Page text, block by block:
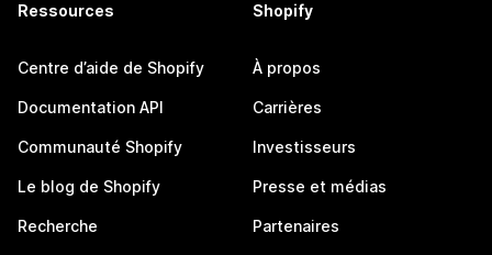
Ressources
Centre d’aide de Shopify
Documentation API
Communauté Shopify
Le blog de Shopify
Recherche
Shopify
À propos
Carrières
Investisseurs
Presse et médias
Partenaires